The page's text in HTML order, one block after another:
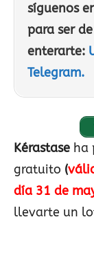
síguenos
para ser
enterarte:
Telegram.
Kérastase ha
gratuito (
día 31 de
llevarte un